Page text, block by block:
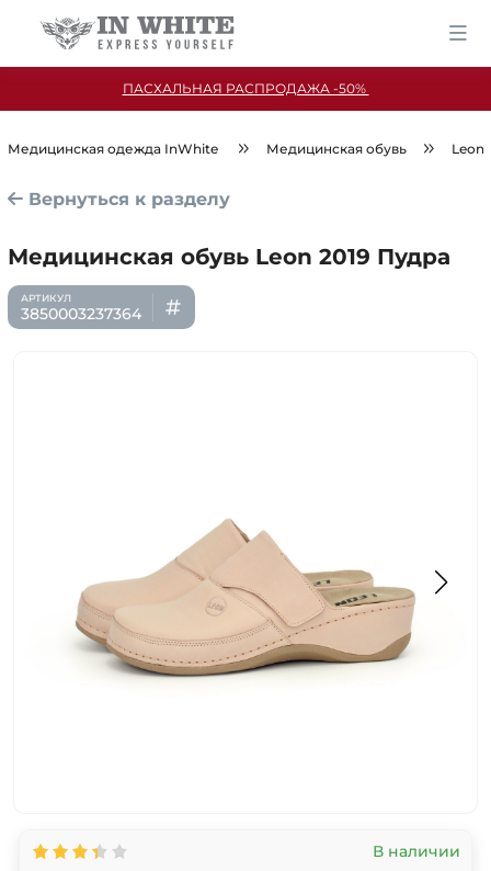
ПАСХАЛЬНАЯ РАСПРОДАЖА -50%
Медицинская одежда InWhite Медицинская обувь Leon
Вернуться к разделу
Медицинская обувь Leon 2019 Пудра
3850003237364
В наличии